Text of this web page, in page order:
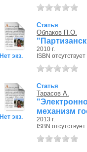
Нет экз.
Статья
Облаков П.О.
2010 г.
ISBN отсутствует
Нет экз.
Статья
Тарасов А.
механизм
2013 г.
ISBN отсутствует